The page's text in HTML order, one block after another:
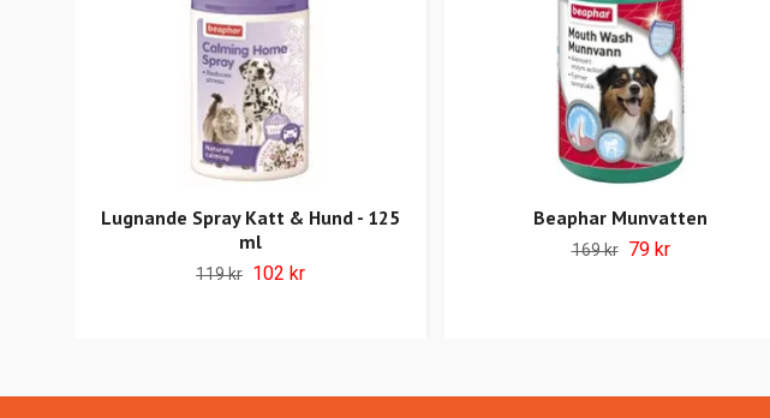
Lugnande Spray Katt & Hund - 125
ml
119 kr 102 kr
Beaphar Munvatten
169 kr 79 kr